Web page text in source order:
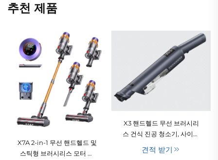
추천 제품
X7A 2-in-1 무선 핸드헬드 및
스틱형 브러시리스 모터 진
X3 핸드헬드 무선 브러시리
스 건식 진공 청소기, 사이클
론 기술, HEPA 필터, LED 조
명 – 호텔, 반려동물 털, 카펫
견적 받기